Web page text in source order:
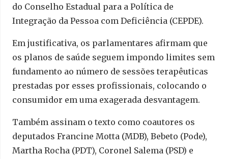
do Conselho Estadual para a Política de
Integração da Pessoa com Deficiência (CEPDE).
Em justificativa, os parlamentares afirmam que
os planos de saúde seguem impondo limites sem
fundamento ao número de sessões terapêuticas
prestadas por esses profissionais, colocando o
consumidor em uma exagerada desvantagem.
Também assinam o texto como coautores os
deputados Francine Motta (MDB), Bebeto (Pode),
Martha Rocha (PDT), Coronel Salema (PSD) e